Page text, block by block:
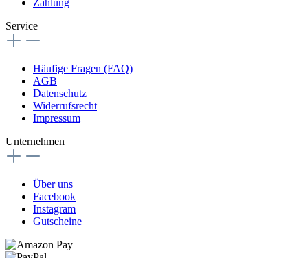
Zahlung
Service
Häufige Fragen (FAQ)
AGB
Datenschutz
Widerrufsrecht
Impressum
Unternehmen
Über uns
Facebook
Instagram
Gutscheine